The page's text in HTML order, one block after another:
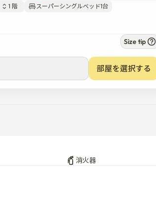
1 階
スーパーシングルベッド1台
Size tip
部屋を選択する
消火器